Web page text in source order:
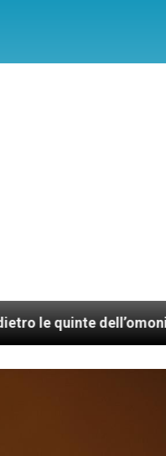
dell’omonimo film di